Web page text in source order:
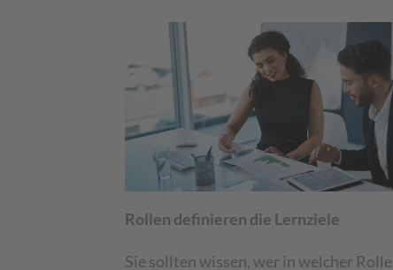
Rollen definieren die Lernziele
Sie sollten wissen, wer in welcher Rolle